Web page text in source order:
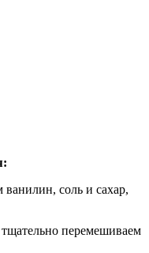
соль и сахар,
перемешиваем